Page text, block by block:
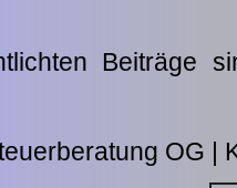
Beiträge
OG |